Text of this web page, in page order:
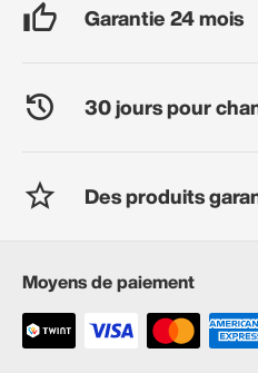
Garantie 24 mois
30 jours pour
Des produits
Moyens de paiement